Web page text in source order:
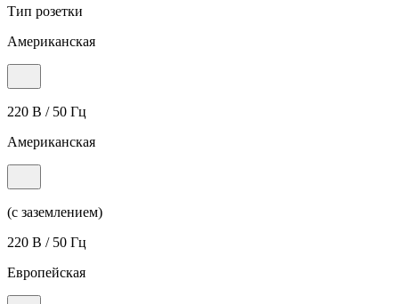
Тип розетки
Американская
220 В / 50 Гц
Американская
(с заземлением)
220 В / 50 Гц
Европейская